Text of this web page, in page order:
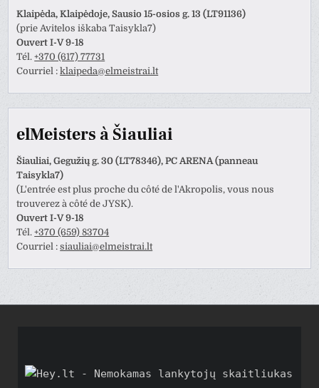
Klaipėda, Klaipėdoje, Sausio 15-osios g. 13 (LT91136)
(prie Avitelos iškaba Taisykla7)
Ouvert I-V 9-18
Tél.+370 (617) 77731
Courriel :klaipeda@elmeistrai.lt
elMeisters à Šiauliai
Šiauliai, Gegužių g. 30 (LT78346), PC ARENA (panneau
Taisykla7)
(L'entrée est plus proche du côté de l'Akropolis, vous nous
trouverez à côté de JYSK).
Ouvert I-V 9-18
Tél.+370 (659) 83704
Courriel :siauliai@elmeistrai.lt